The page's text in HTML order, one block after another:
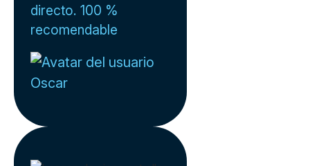
directo. 100 %
recomendable
Oscar